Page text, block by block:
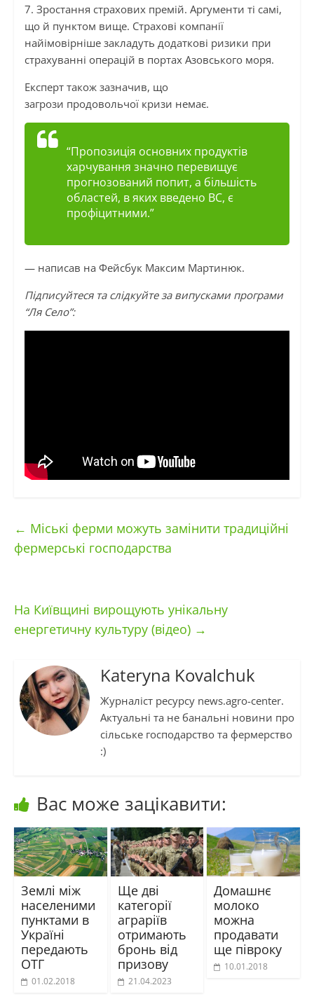
7. Зростання страхових премій. Аргументи ті самі,
що й пунктом вище. Страхові компанії
найімовірніше закладуть додаткові ризики при
страхуванні операцій в портах Азовського моря.
Експерт також зазначив, що
загрози продовольчої кризи немає.
“Пропозиція основних продуктів
харчування значно перевищує
прогнозований попит, а більшість
областей, в яких введено ВС, є
профіцитними.”
— написав на Фейсбук Максим Мартинюк.
Підписуйтеся та слідкуйте за випусками програми
“Ля Село”:
← Міські ферми можуть замінити традиційні
фермерські господарства
На Київщині вирощують унікальну
енергетичну культуру (відео) →
Kateryna Kovalchuk
Журналіст ресурсу news.agro-center.
Актуальні та не банальні новини про
сільське господарство та фермерство
:)
Вас може зацікавити:
Землі між
населеними
пунктами в
Україні
передають
ОТГ
01.02.2018
Ще дві
категорії
аграріїв
отримають
бронь від
призову
21.04.2023
Домашнє
молоко
можна
продавати
ще півроку
10.01.2018